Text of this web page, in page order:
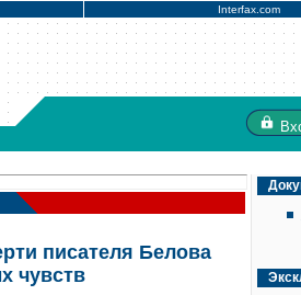
Interfax.com
писателя Белова
чувств